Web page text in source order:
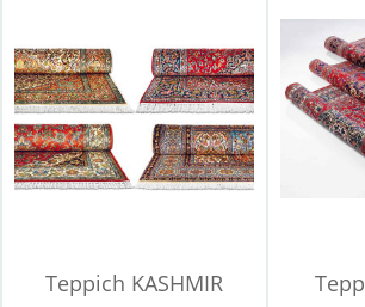
Teppich KASHMIR